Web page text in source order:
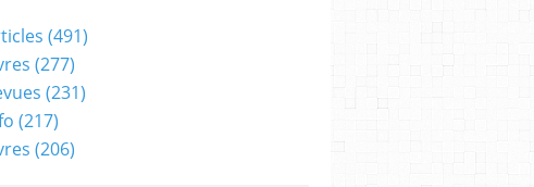
(491)
(277)
(231)
(217)
(206)